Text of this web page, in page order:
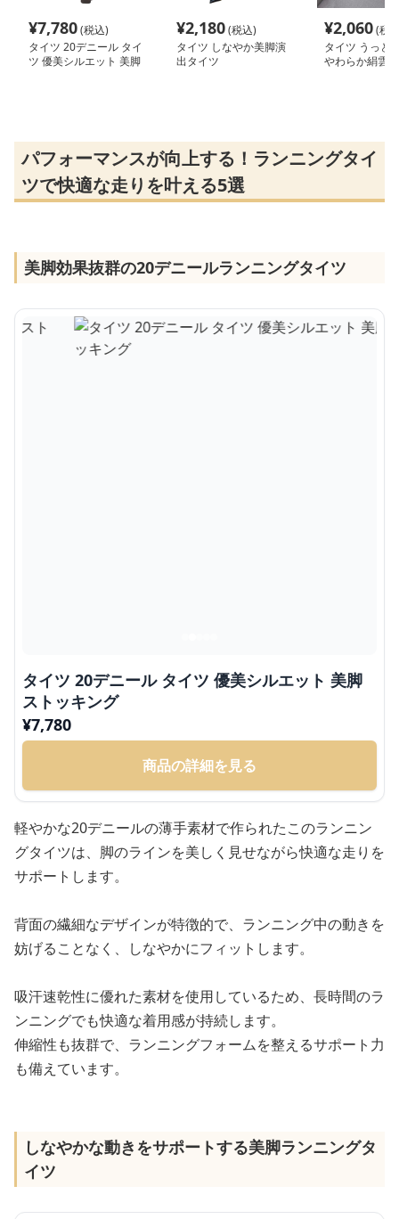
¥7,780(税込)
タイツ 20デニール タイ
ツ 優美シルエット 美脚
¥2,180(税込)
タイツ しなやか美脚演
出タイツ
¥2,060(税
タイツ うっと
やわらか絹雲
パフォーマンスが向上する！ランニングタイ
ツで快適な走りを叶える5選
美脚効果抜群の20デニールランニングタイツ
タイツ 20デニール タイツ 優美シルエット 美脚
ストッキング
¥7,780
商品の詳細を見る
軽やかな20デニールの薄手素材で作られたこのランニン
グタイツは、脚のラインを美しく見せながら快適な走りを
サポートします。
背面の繊細なデザインが特徴的で、ランニング中の動きを
妨げることなく、しなやかにフィットします。
吸汗速乾性に優れた素材を使用しているため、長時間のラ
ンニングでも快適な着用感が持続します。
伸縮性も抜群で、ランニングフォームを整えるサポート力
も備えています。
しなやかな動きをサポートする美脚ランニングタ
イツ